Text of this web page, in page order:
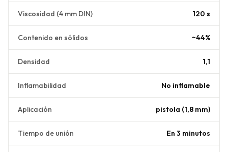
Viscosidad (4 mm DIN) 120 s
Contenido en sólidos ~44%
Densidad 1,1
Inflamabilidad No inflamable
Aplicación pistola (1,8 mm)
Tiempo de unión En 3 minutos